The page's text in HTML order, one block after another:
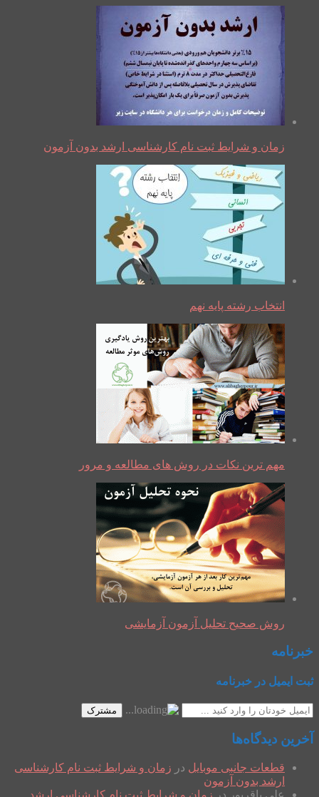
زمان و شرایط ثبت نام کارشناسی ارشد بدون آزمون
انتخاب رشته پایه نهم
مهم ترین نکات در روش های مطالعه و مرور
روش صحیح تحلیل آزمون آزمایشی
خبرنامه
ثبت ایمیل در خبرنامه
مشترک
آخرین دیدگاه‌ها
قطعات جانبی موبایل در زمان و شرایط ثبت نام کارشناسی
ارشد بدون آزمون
علی باقرپور در زمان و شرایط ثبت نام کارشناسی ارشد